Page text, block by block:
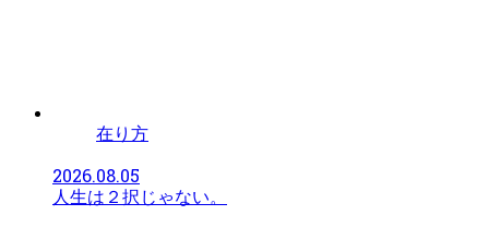
在り方
2026.08.05
人生は２択じゃない。